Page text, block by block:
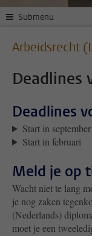
Submenu
Arbeidsrecht
Deadlines
Deadlines
Start in september
Start in februari
Meld je op
Wacht niet te lang
je nog zaken
(Nederlands)
moet je een